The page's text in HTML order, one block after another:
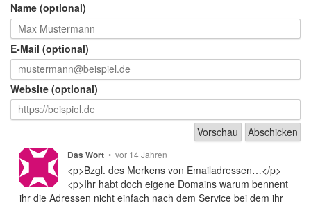
Name (optional)
E-Mail (optional)
Website (optional)
Das Wort • vor 14 Jahren
<p>Bzgl. des Merkens von Emailadressen…</p>
<p>Ihr habt doch eigene Domains warum bennent
ihr die Adressen nicht einfach nach dem Service bei dem ihr